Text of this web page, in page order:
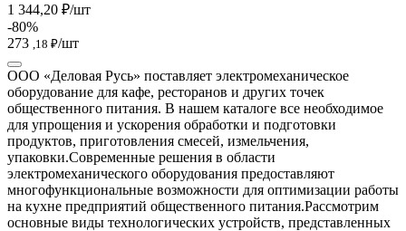
1 344,20 ₽/шт
-80%
273 ,18 ₽/шт
ООО «Деловая Русь» поставляет электромеханическое
оборудование для кафе, ресторанов и других точек
общественного питания. В нашем каталоге все необходимое
для упрощения и ускорения обработки и подготовки
продуктов, приготовления смесей, измельчения,
упаковки.Современные решения в области
электромеханического оборудования предоставляют
многофункциональные возможности для оптимизации работы
на кухне предприятий общественного питания.Рассмотрим
основные виды технологических устройств, представленных